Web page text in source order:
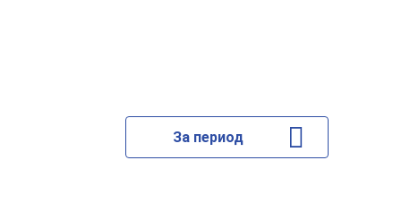
За период